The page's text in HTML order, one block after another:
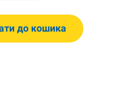
БКК quantity
до кошика